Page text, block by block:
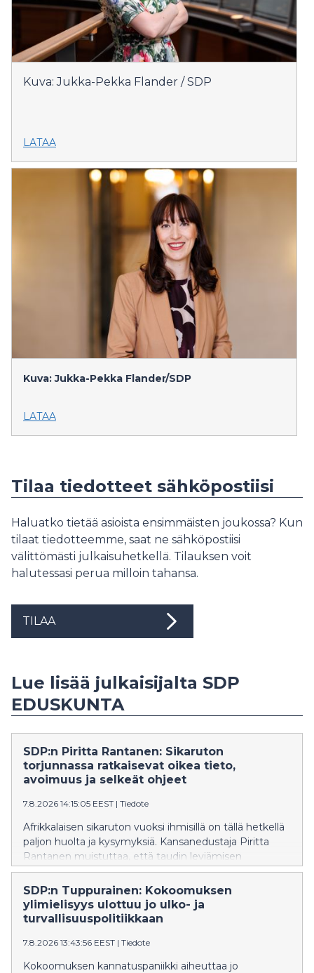
Kuva: Jukka-Pekka Flander / SDP
LATAA
Kuva: Jukka-Pekka Flander/SDP
LATAA
Tilaa tiedotteet sähköpostiisi
Haluatko tietää asioista ensimmäisten joukossa? Kun
tilaat tiedotteemme, saat ne sähköpostiisi
välittömästi julkaisuhetkellä. Tilauksen voit
halutessasi perua milloin tahansa.
TILAA
Lue lisää julkaisijalta SDP
EDUSKUNTA
SDP:n Piritta Rantanen: Sikaruton
torjunnassa ratkaisevat oikea tieto,
avoimuus ja selkeät ohjeet
7.8.2026 14:15:05 EEST | Tiedote
Afrikkalaisen sikaruton vuoksi ihmisillä on tällä hetkellä
paljon huolta ja kysymyksiä. Kansanedustaja Piritta
Rantanen muistuttaa, että taudin leviämisen
estäminen onnistuu vain, jos ihmisillä on käytössään
oikeaa ja ajantasaista tietoa sekä selkeät
toimintaohjeet.
SDP:n Tuppurainen: Kokoomuksen
ylimielisyys ulottuu jo ulko- ja
turvallisuuspolitiikkaan
7.8.2026 13:43:56 EEST | Tiedote
Kokoomuksen kannatuspaniikki aiheuttaa jo